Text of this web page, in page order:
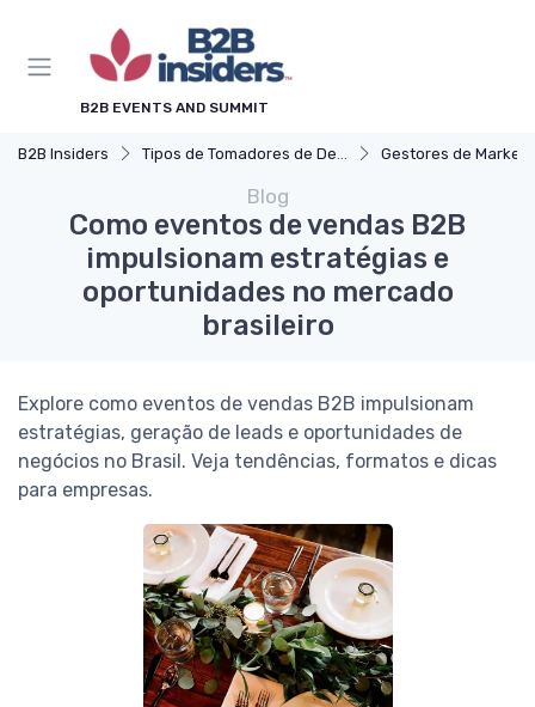
B2B EVENTS AND SUMMIT
B2B Insiders Tipos de Tomadores de Decisão Gestores de Marketing, Vendas
Blog
Como eventos de vendas B2B
impulsionam estratégias e
oportunidades no mercado
brasileiro
Explore como eventos de vendas B2B impulsionam
estratégias, geração de leads e oportunidades de
negócios no Brasil. Veja tendências, formatos e dicas
para empresas.